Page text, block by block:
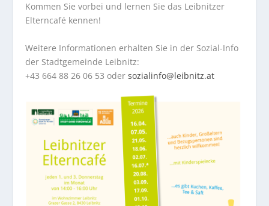
Kommen Sie vorbei und lernen Sie das Leibnitzer
Elterncafé kennen!
Weitere Informationen erhalten Sie in der Sozial-Info
der Stadtgemeinde Leibnitz:
+43 664 88 26 06 53 odersozialinfo@leibnitz.at